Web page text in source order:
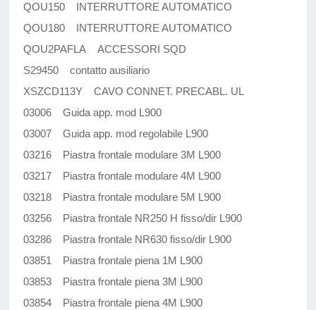
QOU150 INTERRUTTORE AUTOMATICO
QOU180 INTERRUTTORE AUTOMATICO
QOU2PAFLA ACCESSORI SQD
S29450 contatto ausiliario
XSZCD113Y CAVO CONNET. PRECABL. UL
03006 Guida app. mod L900
03007 Guida app. mod regolabile L900
03216 Piastra frontale modulare 3M L900
03217 Piastra frontale modulare 4M L900
03218 Piastra frontale modulare 5M L900
03256 Piastra frontale NR250 H fisso/dir L900
03286 Piastra frontale NR630 fisso/dir L900
03851 Piastra frontale piena 1M L900
03853 Piastra frontale piena 3M L900
03854 Piastra frontale piena 4M L900